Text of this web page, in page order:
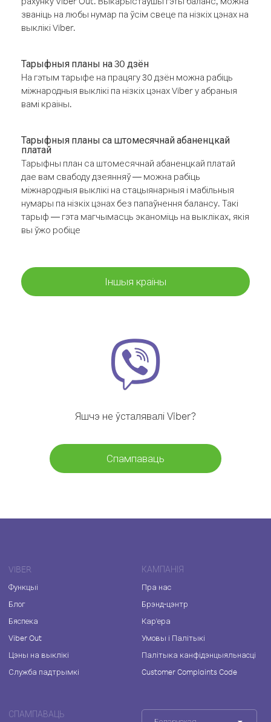
званіць на любы нумар па ўсім свеце па нізкіх цэнах на
выклікі Viber.
Тарыфныя планы на 30 дзён
На гэтым тарыфе на працягу 30 дзён можна рабіць
міжнародныя выклікі па нізкіх цэнах Viber у абраныя
вамі краіны.
Тарыфныя планы са штомесячнай абаненцкай
платай
Тарыфны план са штомесячнай абаненцкай платай
дае вам свабоду дзеянняў — можна рабіць
міжнародныя выклікі на стацыянарныя і мабільныя
нумары па нізкіх цэнах без папаўнення балансу. Такі
тарыф — гэта магчымасць эканоміць на выкліках, якія
вы ўжо робіце
Іншыя краіны
Яшчэ не ўсталявалі Viber?
Спампаваць
VIBER
Функцыі
Блог
Бяспека
Viber Out
Цэны на выклікі
Служба падтрымкі
КАМПАНІЯ
Пра нас
Брэнд-цэнтр
Кар'ера
Умовы і Палітыкі
Палітыка канфідэнцыяльнасці
Customer Complaints Code
СПАМПАВАЦЬ